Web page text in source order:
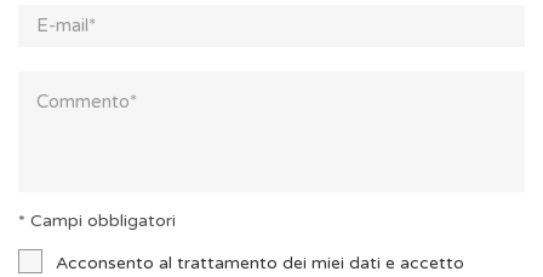
* Campi obbligatori
Acconsento al trattamento dei miei dati e accetto